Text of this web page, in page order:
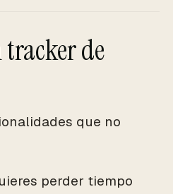
tracker de
que no
perder tiempo